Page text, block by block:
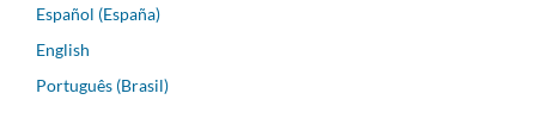
Español (España)
English
Português (Brasil)